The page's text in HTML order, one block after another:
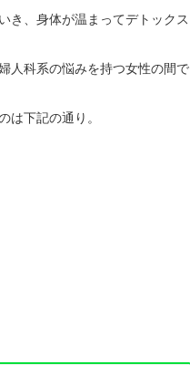
き、身体が温まってデトックス
人科系の悩みを持つ女性の間で
は下記の通り。